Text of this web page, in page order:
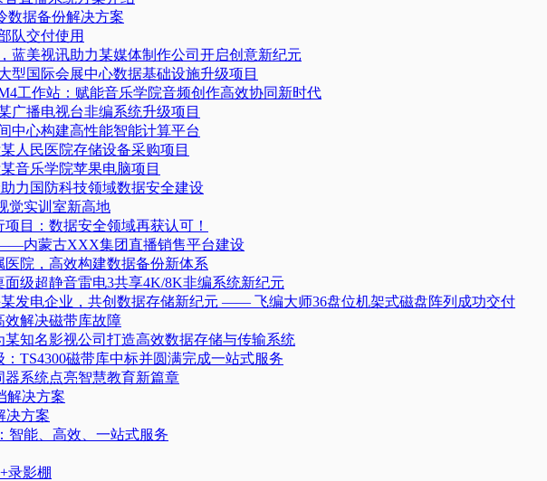
数据备份解决方案
队交付使用
蓝美视讯助力某媒体制作公司开启创意新纪元
型国际会展中心数据基础设施升级项目
工作站：赋能音乐学院音频创作高效协同新时代​
广播电视台非编系统升级项目​
中心构建高性能智能计算平台​
人民医院存储设备采购项目
音乐学院苹果电脑项目
力国防科技领域数据安全建设
觉实训室新高地
目：数据安全领域再获认可！
内蒙古XXX集团直播销售平台建设
院，高效构建数据备份新体系
级超静音雷电3共享4K/8K非编系统新纪元
发电企业，共创数据存储新纪元 —— 飞编大师36盘位机架式磁盘阵列成功交付
效解决磁带库故障
知名影视公司打造高效数据存储与传输系统
TS4300磁带库中标并圆满完成一站式服务
系统点亮智慧教育新篇章
解决方案
决方案
智能、高效、一站式服务
录影棚